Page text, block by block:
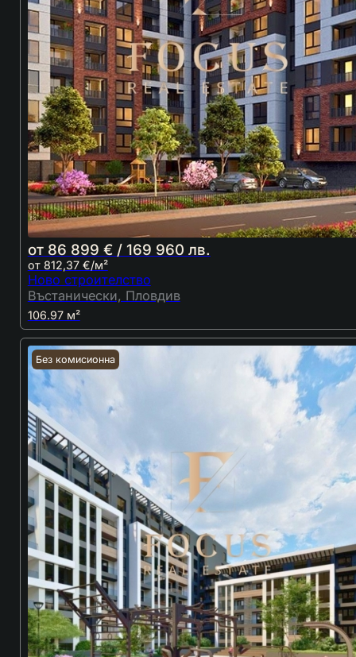
от 86 899 € / 169 960 лв.
от 812,37 €/м²
Ново строителство
Въстанически, Пловдив
106.97 м²
Без комисионна